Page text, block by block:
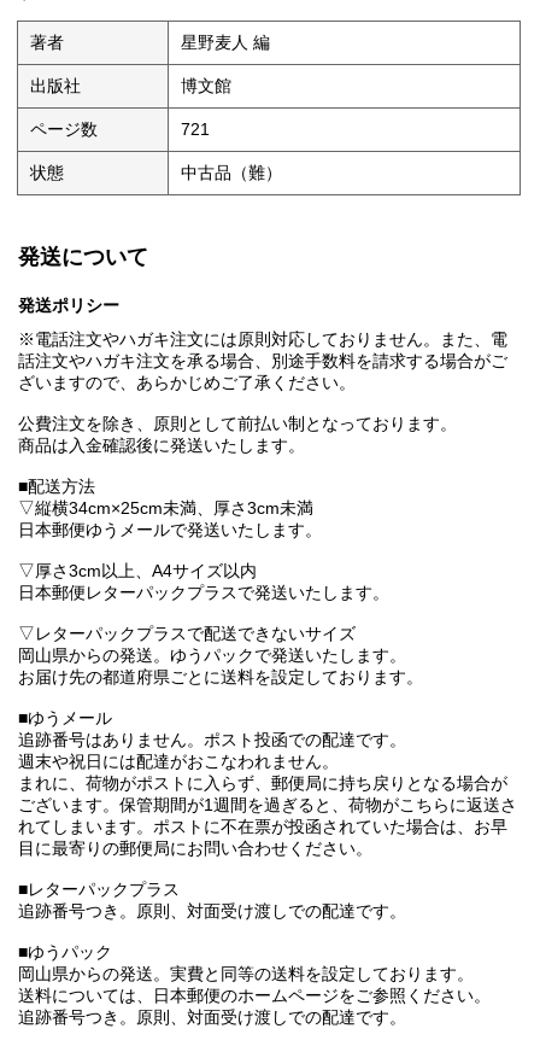
著者 星野麦人 編
出版社 博文館
ページ数 721
状態 中古品（難）
発送について
発送ポリシー
※電話注文やハガキ注文には原則対応しておりません。また、電
話注文やハガキ注文を承る場合、別途手数料を請求する場合がご
ざいますので、あらかじめご了承ください。
公費注文を除き、原則として前払い制となっております。
商品は入金確認後に発送いたします。
■配送方法
▽縦横34cm×25cm未満、厚さ3cm未満
日本郵便ゆうメールで発送いたします。
▽厚さ3cm以上、A4サイズ以内
日本郵便レターパックプラスで発送いたします。
▽レターパックプラスで配送できないサイズ
岡山県からの発送。ゆうパックで発送いたします。
お届け先の都道府県ごとに送料を設定しております。
■ゆうメール
追跡番号はありません。ポスト投函での配達です。
週末や祝日には配達がおこなわれません。
まれに、荷物がポストに入らず、郵便局に持ち戻りとなる場合が
ございます。保管期間が1週間を過ぎると、荷物がこちらに返送さ
れてしまいます。ポストに不在票が投函されていた場合は、お早
目に最寄りの郵便局にお問い合わせください。
■レターパックプラス
追跡番号つき。原則、対面受け渡しでの配達です。
■ゆうパック
岡山県からの発送。実費と同等の送料を設定しております。
送料については、日本郵便のホームページをご参照ください。
追跡番号つき。原則、対面受け渡しでの配達です。